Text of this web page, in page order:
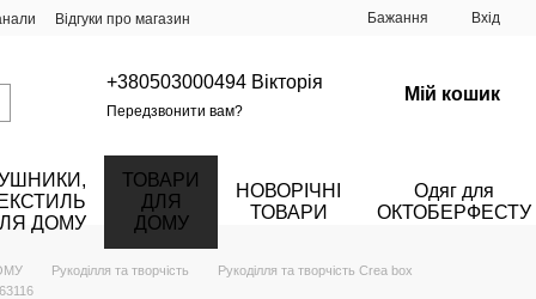
Відгуки про магазин Бажання Вхід
+380503000494 Вікторія
Передзвонити вам?
Мій кошик
ДОМУ
ТОВАРИ
ДЛЯ
ДОМУ
НОВОРІЧНІ
ТОВАРИ
Одяг для
ОКТОБЕРФЕСТУ
Рукоділля та творчість
Рукоділля та творчість Crea box